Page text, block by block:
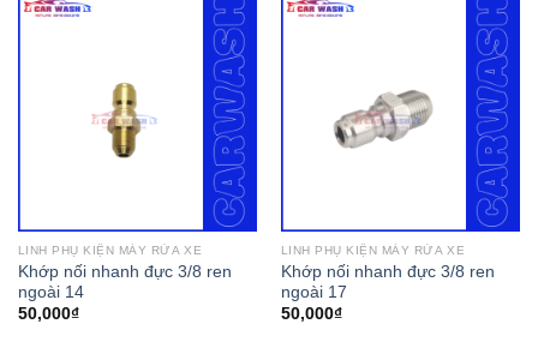
LINH PHỤ KIỆN MÁY RỬA XE
Khớp nối nhanh đực 3/8 ren
ngoài 14
50,000₫
LINH PHỤ KIỆN MÁY RỬA XE
Khớp nối nhanh đực 3/8 ren
ngoài 17
50,000₫